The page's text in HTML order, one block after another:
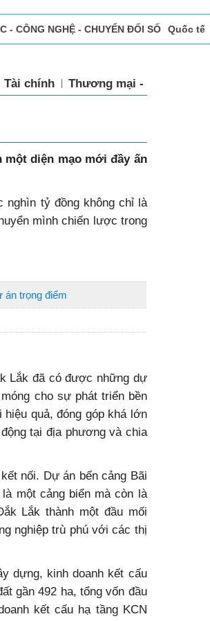
- CÔNG NGHỆ - CHUYỂN ĐỔI SỐ Quốc tế
Tài chính Thương mại - Dịch vụ
một diện mạo mới đầy ấn
nghìn tỷ đồng không chỉ là
mình chiến lược trong
án trọng điểm
Lắk đã có được những dự
cho sự phát triển bền
quả, đóng góp khá lớn
tại địa phương và chia
nối. Dự án bến cảng Bãi
một cảng biển mà còn là
Lắk thành một đầu mối
nghiệp trù phú với các thị
dựng, kinh doanh kết cấu
gần 492 ha, tổng vốn đầu
kết cấu hạ tầng KCN